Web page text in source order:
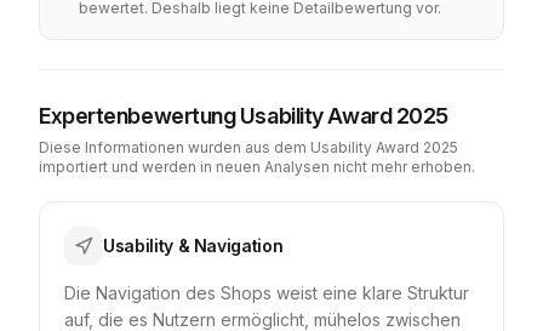
bewertet. Deshalb liegt keine Detailbewertung vor.
Expertenbewertung Usability Award 2025
Diese Informationen wurden aus dem Usability Award 2025
importiert und werden in neuen Analysen nicht mehr erhoben.
Usability & Navigation
Die Navigation des Shops weist eine klare Struktur
auf, die es Nutzern ermöglicht, mühelos zwischen